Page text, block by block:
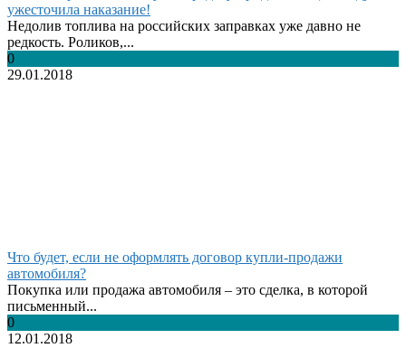
ужесточила наказание!
Недолив топлива на российских заправках уже давно не
редкость. Роликов,...
0
29.01.2018
Что будет, если не оформлять договор купли-продажи
автомобиля?
Покупка или продажа автомобиля – это сделка, в которой
письменный...
0
12.01.2018